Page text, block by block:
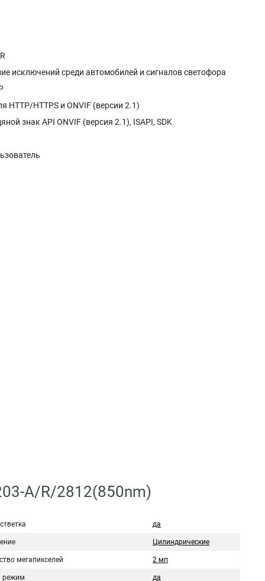
исключений среди автомобилей и сигналов светофора
HTTP/HTTPS и ONVIF (версии 2.1)
знак API ONVIF (версия 2.1), ISAPI, SDK
A/R/2812(850nm)
да
Цилиндрические
мегапикселей 2 мп
режим да